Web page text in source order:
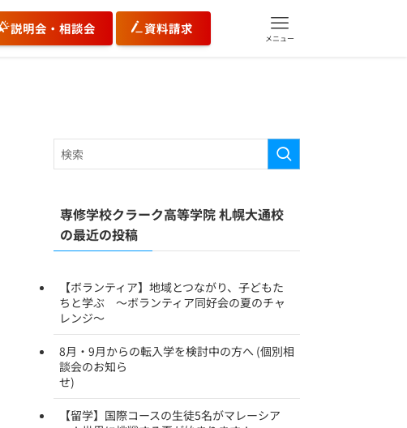
説明会・相談会 資料請求
メニュー
専修学校クラーク高等学院 札幌大通校
の最近の投稿
【ボランティア】地域とつながり、子どもた
ちと学ぶ ～ボランティア同好会の夏のチャ
レンジ～
8月・9月からの転入学を検討中の方へ (個別相
談会のお知ら
せ)
【留学】国際コースの生徒5名がマレーシア